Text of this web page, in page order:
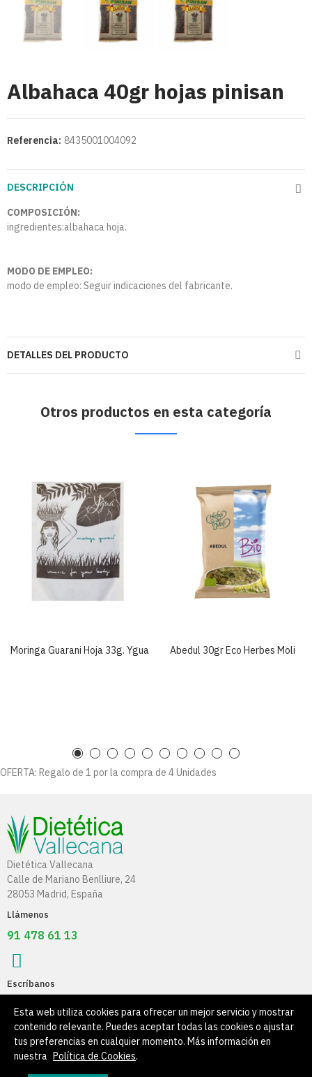
Albahaca 40gr hojas pinisan
Referencia: 8435001004092
DESCRIPCIÓN
COMPOSICIÓN:
ingredientes:albahaca hoja.
MODO DE EMPLEO:
modo de empleo: Seguir indicaciones del fabricante.
DETALLES DEL PRODUCTO
Otros productos en esta categoría
Moringa Guarani Hoja 33g. Ygua Abedul 30gr Eco Herbes Moli
OFERTA: Regalo de 1 por la compra de 4 Unidades
Dietética Vallecana
Calle de Mariano Benlliure, 24
28053 Madrid, España
Llámenos
91 478 61 13
Escríbanos
info@dieteticavallecana.com
Información
Esta web utiliza cookies para ofrecer un mejor servicio y mostrar
contenido relevante. Puedes aceptar todas las cookies o ajustar
tus preferencias en cualquier momento. Más información en
nuestra Política de Cookies.